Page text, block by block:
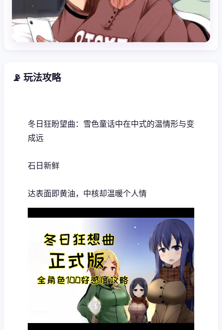
📡 玩法攻略
冬日狂盼望曲：雪色童话中在中式的温情形与变
成远
石日新鲜
达表面即黄油，中核却温暖个人情